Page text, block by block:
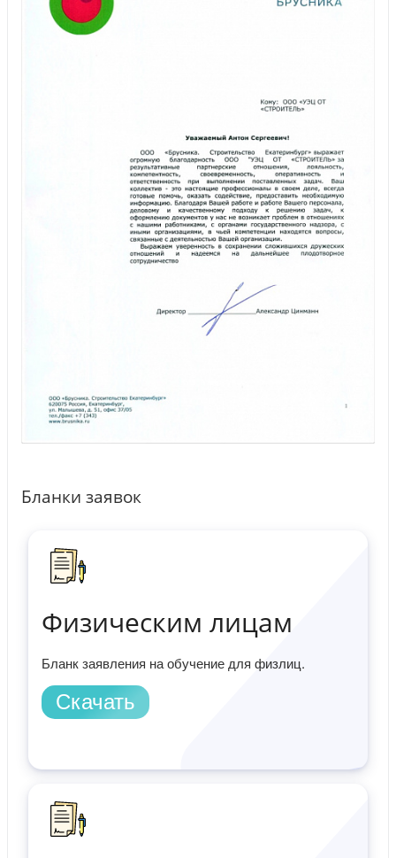
Бланки заявок
Физическим лицам
Бланк заявления на обучение для физлиц.
Скачать